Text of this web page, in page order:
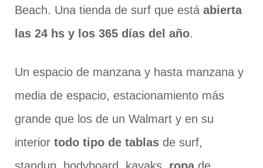
Beach. Una tienda de surf que está abierta
las 24 hs y los 365 días del año.
Un espacio de manzana y hasta manzana y
media de espacio, estacionamiento más
grande que los de un Walmart y en su
interior todo tipo de tablas de surf,